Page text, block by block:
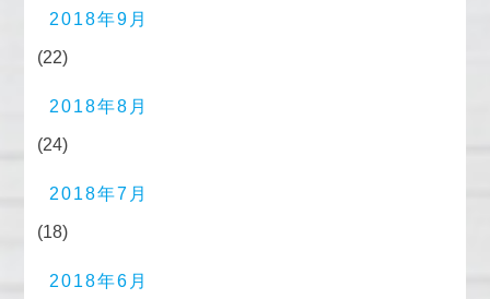
2018年9月
(22)
2018年8月
(24)
2018年7月
(18)
2018年6月